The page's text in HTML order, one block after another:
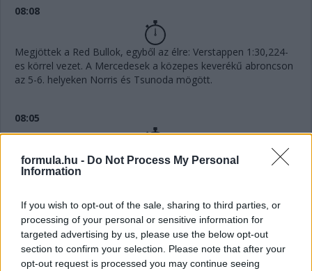
formula.hu - Do Not Process My Personal
Information
If you wish to opt-out of the sale, sharing to third parties, or
processing of your personal or sensitive information for
targeted advertising by us, please use the below opt-out
section to confirm your selection. Please note that after your
opt-out request is processed you may continue seeing
08:08
Megjöttek a Red Bullok, egyből az élre: Verstappen 1:30,224-
es körrel vezet. A Mercedesek a közepes keverékű abroncson
az 5-6. helyeken Norris és Tsunoda mögött.
08:05
Az AlphaTaurik futották az első mért köröket, Tsunoda
1:31,631-gyel az élen, Gasly négy tizedre tőle. Nem mindenki
az érdemi sorrendre.
all set for quali!pic.twitter.com/jBVRsF2lIP
— Scuderia AlphaTauri (@AlphaTauriF1)October 8,
2022